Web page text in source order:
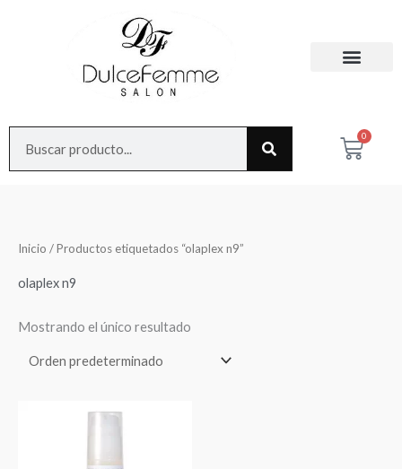
0
Cart
Inicio / Productos etiquetados “olaplex n9”
olaplex n9
Mostrando el único resultado